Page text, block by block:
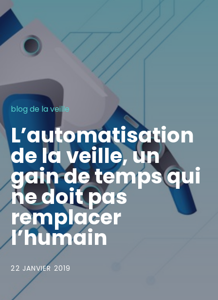
blog de la veille
L’automatisation
de la veille, un
gain de temps qui
ne doit pas
remplacer
l’humain
22 JANVIER 2019